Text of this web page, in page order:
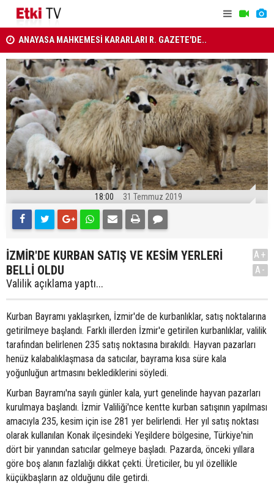
ANAYASA MAHKEMESİ KARARLARI R. GAZETE'DE..
18:00 31 Temmuz 2019
İZMİR'DE KURBAN SATIŞ VE KESİM YERLERİ
BELLİ OLDU
Valilik açıklama yaptı...
A+
A-
Kurban Bayramı yaklaşırken, İzmir'de de kurbanlıklar, satış noktalarına
getirilmeye başlandı. Farklı illerden İzmir'e getirilen kurbanlıklar, valilik
tarafından belirlenen 235 satış noktasına bırakıldı. Hayvan pazarları
henüz kalabalıklaşmasa da satıcılar, bayrama kısa süre kala
yoğunluğun artmasını beklediklerini söyledi.
Kurban Bayramı'na sayılı günler kala, yurt genelinde hayvan pazarları
kurulmaya başlandı. İzmir Valiliği'nce kentte kurban satışının yapılması
amacıyla 235, kesim için ise 281 yer belirlendi. Her yıl satış noktası
olarak kullanılan Konak ilçesindeki Yeşildere bölgesine, Türkiye'nin
dört bir yanından satıcılar gelmeye başladı. Pazarda, önceki yıllara
göre boş alanın fazlalığı dikkat çekti. Üreticiler, bu yıl özellikle
küçükbaşların az olduğunu dile getirdi.